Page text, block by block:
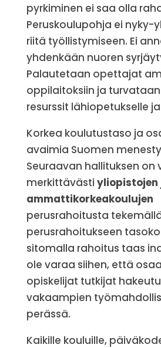
pyrkiminen ei saa olla
Peruskoulupohja ei nyky-
riitä työllistymiseen. Ei
yhdenkään nuoren
Palautetaan opettajat
oppilaitoksiin ja
resurssit lähiopetukselle
Korkea koulutustaso ja
avaimia Suomen
Seuraavan hallituksen
merkittävästi yliopistojen
ammattikorkeakoulujen
perusrahoitusta
perusrahoitukseen
sitomalla rahoitus taas
ole varaa siihen, että
opiskelijat tutkijat
vakaampien
perässä.
Kaikille kouluille,